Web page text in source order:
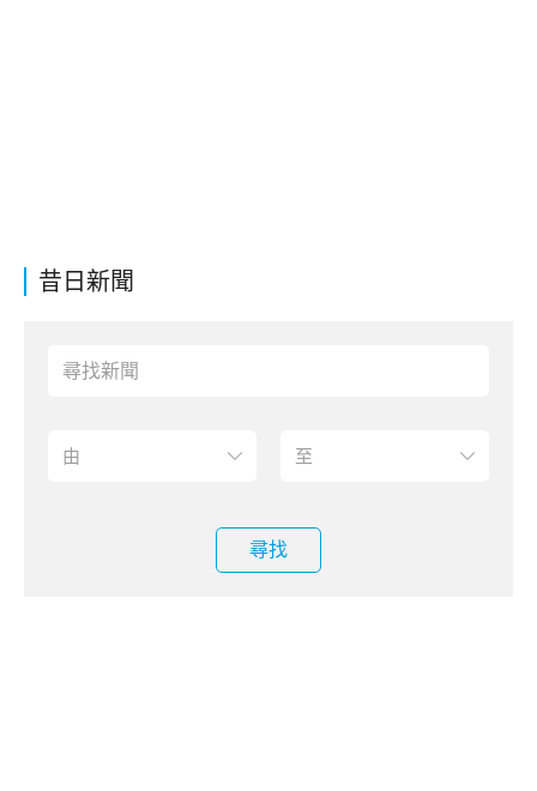
昔日新聞
尋找